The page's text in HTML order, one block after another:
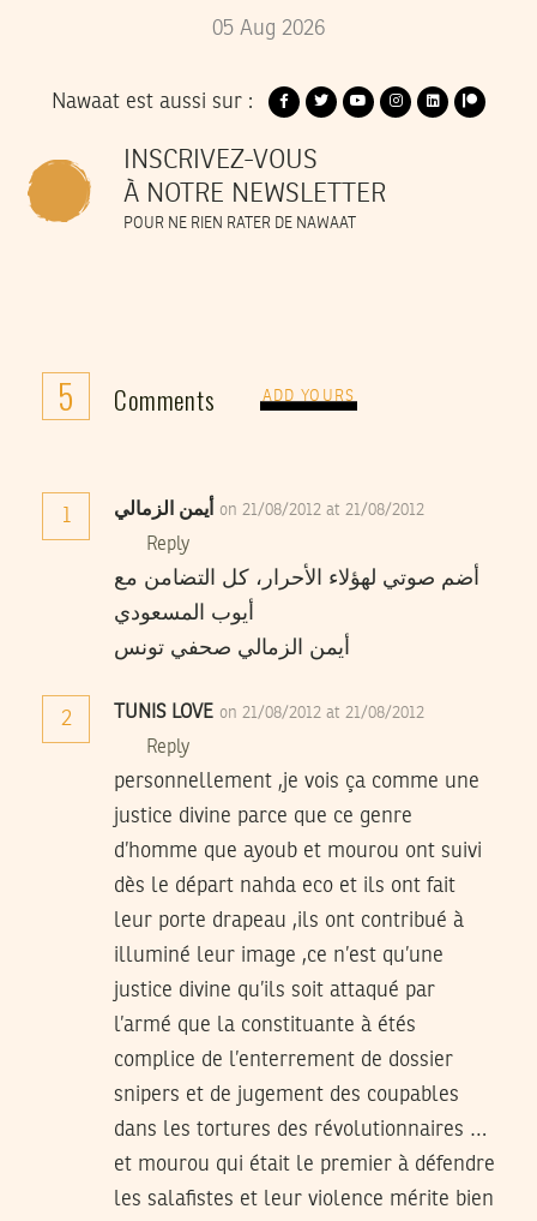
05 Aug 2026
Nawaat est aussi sur :
INSCRIVEZ-VOUS
À NOTRE NEWSLETTER
POUR NE RIEN RATER DE NAWAAT
5 Comments ADD YOURS
1 أيمن الزمالي on 21/08/2012 at 21/08/2012
Reply
أضم صوتي لهؤلاء الأحرار، كل التضامن مع
أيوب المسعودي
أيمن الزمالي صحفي تونس
2 TUNIS LOVE on 21/08/2012 at 21/08/2012
Reply
personnellement ,je vois ça comme une
justice divine parce que ce genre
d’homme que ayoub et mourou ont suivi
dès le départ nahda eco et ils ont fait
leur porte drapeau ,ils ont contribué à
illuminé leur image ,ce n’est qu’une
justice divine qu’ils soit attaqué par
l’armé que la constituante à étés
complice de l’enterrement de dossier
snipers et de jugement des coupables
dans les tortures des révolutionnaires …
et mourou qui était le premier à défendre
les salafistes et leur violence mérite bien